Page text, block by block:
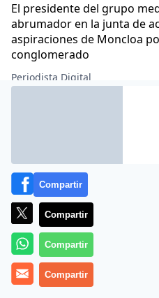
El presidente del grupo
abrumador en la junta de
aspiraciones de Moncloa
conglomerado
Periodista Digital
Compartir
Compartir
Compartir
Compartir